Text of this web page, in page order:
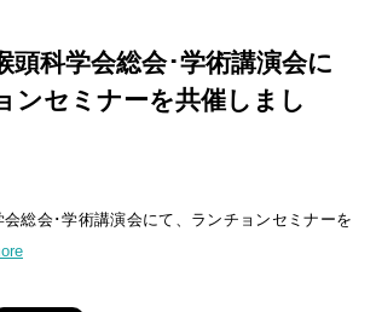
頭科学会総会･学術講演会に
ンセミナーを共催しまし
総会･学術講演会にて、ランチョンセミナーを